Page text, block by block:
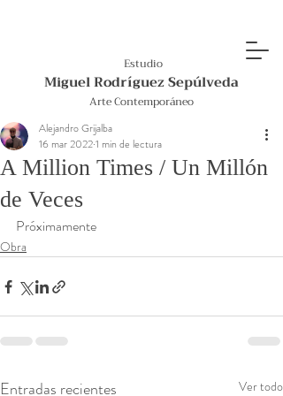
Estudio
Miguel Rodríguez Sepúlveda
Arte Contemporáneo
A Million Times / Un Millón
de Veces
Alejandro Grijalba
16 mar 20221 min de lectura
Próximamente
Obra
Entradas recientes Ver todo